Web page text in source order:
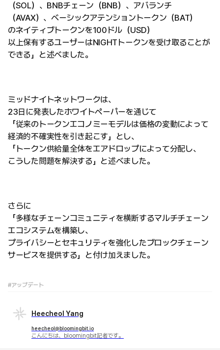
（SOL）、BNBチェーン（BNB）、アバランチ
（AVAX）、ベーシックアテンショントークン（BAT）
のネイティブトークンを100ドル（USD）
以上保有するユーザーはNIGHTトークンを受け取ることが
できる」と述べました。
ミッドナイトネットワークは、
23日に発表したホワイトペーパーを通じて
「従来のトークンエコノミーモデルは価格の変動によって
経済的不確実性を引き起こす」とし、
「トークン供給量全体をエアドロップによって分配し、
こうした問題を解決する」と述べました。
さらに
「多様なチェーンコミュニティを横断するマルチチェーン
エコシステムを構築し、
プライバシーとセキュリティを強化したブロックチェーン
サービスを提供する」と付け加えました。
#アップデート
Heecheol Yang
heecheol@bloomingbit.io
こんにちは、bloomingbit記者です。